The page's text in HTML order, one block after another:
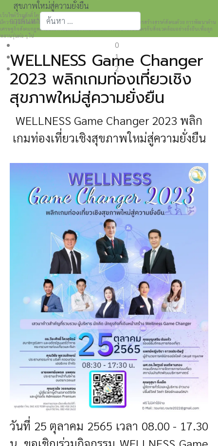
เว็บไซต์วีระศักดิ์ โควสุรัตน์ www.weerasak.org
มีความมุ่งมั่นเเละตั้งใจในการเผยแพร่เรื่องราวความรู้ความเข้าใจในการสร้างสรรค์สังคมด้วย การพัฒนาด้าน
เศรษฐกิจสังคมกฎหมายและการปกครอง เพื่อให้เกิดการพัฒนาที่เป็นมิตรกับสิ่งแวดล้อมอย่างยั่งยืนเพื่อลูก
หลานรุ่นต่อ ๆ ไป
0
1
2
สุขภาพใหม่สู่ความยั่งยืน
การค้นหา
Type 2 or more characters for results.
WELLNESS Game Changer
2023 พลิกเกมท่องเที่ยวเชิง
สุขภาพใหม่สู่ความยั่งยืน
WELLNESS Game Changer 2023 พลิก
เกมท่องเที่ยวเชิงสุขภาพใหม่สู่ความยั่งยืน
วันที่ 25 ตุลาคม 2565 เวลา 08.00 - 17.30